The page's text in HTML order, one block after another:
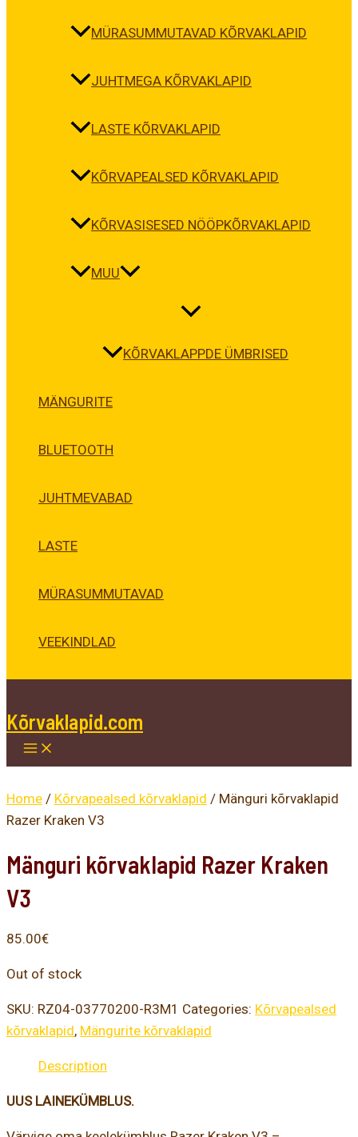
MÜRASUMMUTAVAD KÕRVAKLAPID
JUHTMEGA KÕRVAKLAPID
LASTE KÕRVAKLAPID
KÕRVAPEALSED KÕRVAKLAPID
KÕRVASISESED NÖÖPKÕRVAKLAPID
MUU
KÕRVAKLAPPDE ÜMBRISED
MÄNGURITE
BLUETOOTH
JUHTMEVABAD
LASTE
MÜRASUMMUTAVAD
VEEKINDLAD
Kõrvaklapid.com
Home / Kõrvapealsed kõrvaklapid / Mänguri kõrvaklapid
Razer Kraken V3
Mänguri kõrvaklapid Razer Kraken
V3
85.00€
Out of stock
SKU: RZ04-03770200-R3M1 Categories: Kõrvapealsed
kõrvaklapid, Mängurite kõrvaklapid
Description
UUS LAINEKÜMBLUS.